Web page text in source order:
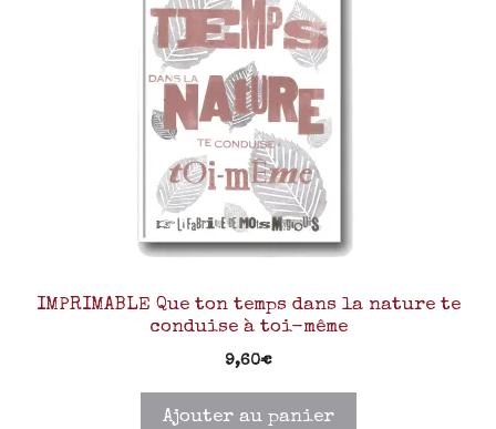
IMPRIMABLE Que ton temps dans la nature te
conduise à toi-même
9,60€
Ajouter au panier